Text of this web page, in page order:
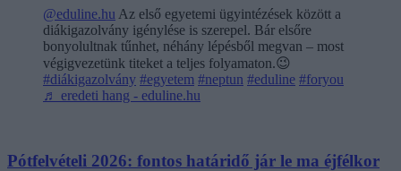
@eduline.hu Az első egyetemi ügyintézések között a
diákigazolvány igénylése is szerepel. Bár elsőre
bonyolultnak tűnhet, néhány lépésből megvan – most
végigvezetünk titeket a teljes folyamaton.😉
#diákigazolvány #egyetem #neptun #eduline #foryou
♬ eredeti hang - eduline.hu
Pótfelvételi 2026: fontos határidő jár le ma éjfélkor